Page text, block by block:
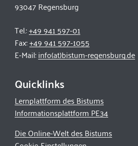
93047 Regensburg
Tel.:+49 941 597-01
Fax:+49 941 597-1055
E-Mail:info(at)bistum-regensburg.de
Quicklinks
Lernplattform des Bistums
Informationsplattform PE34
Die Online-Welt des Bistums